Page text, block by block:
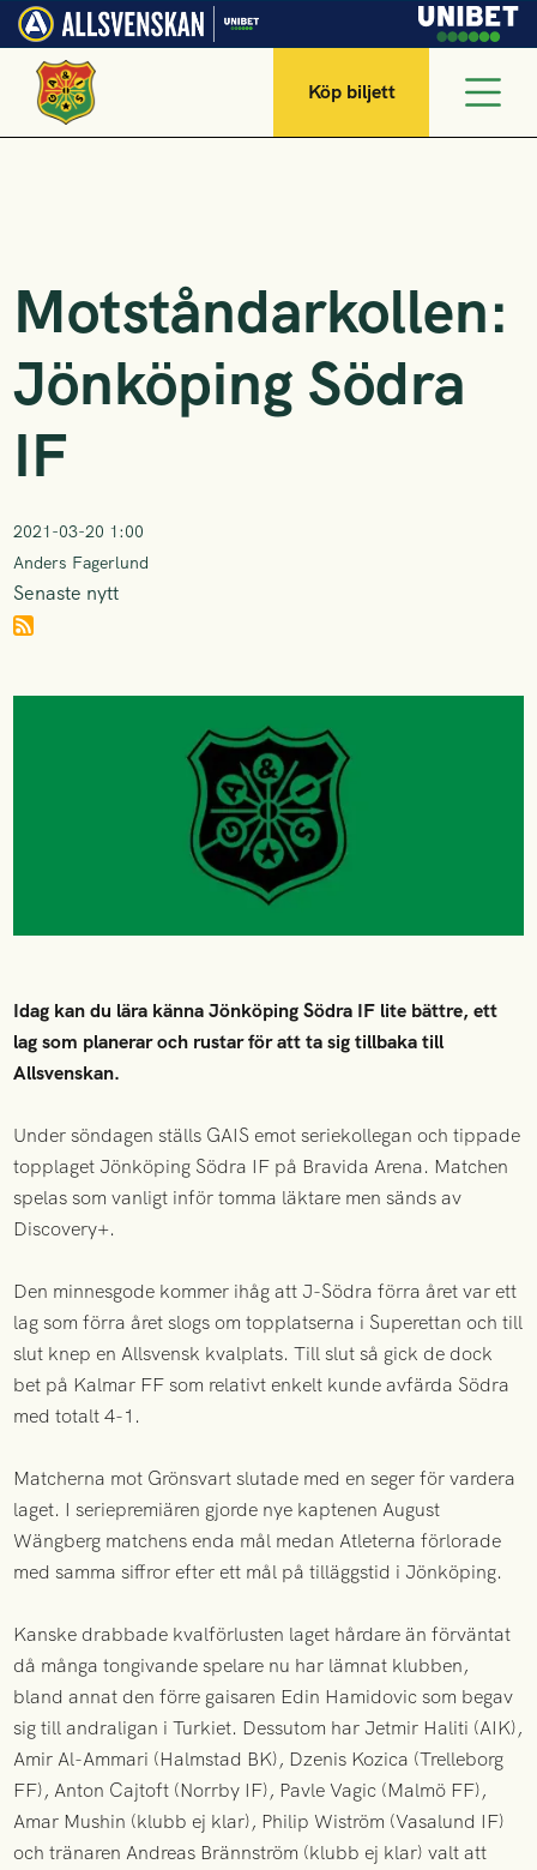
Köp biljett
Motståndarkollen:
Jönköping Södra
IF
2021-03-20 1:00
Anders Fagerlund
Senaste nytt
Idag kan du lära känna Jönköping Södra IF lite bättre, ett
lag som planerar och rustar för att ta sig tillbaka till
Allsvenskan.
Under söndagen ställs GAIS emot seriekollegan och tippade
topplaget Jönköping Södra IF på Bravida Arena. Matchen
spelas som vanligt inför tomma läktare men sänds av
Discovery+.
Den minnesgode kommer ihåg att J-Södra förra året var ett
lag som förra året slogs om topplatserna i Superettan och till
slut knep en Allsvensk kvalplats. Till slut så gick de dock
bet på Kalmar FF som relativt enkelt kunde avfärda Södra
med totalt 4-1.
Matcherna mot Grönsvart slutade med en seger för vardera
laget. I seriepremiären gjorde nye kaptenen August
Wängberg matchens enda mål medan Atleterna förlorade
med samma siffror efter ett mål på tilläggstid i Jönköping.
Kanske drabbade kvalförlusten laget hårdare än förväntat
då många tongivande spelare nu har lämnat klubben,
bland annat den förre gaisaren Edin Hamidovic som begav
sig till andraligan i Turkiet. Dessutom har Jetmir Haliti (AIK),
Amir Al-Ammari (Halmstad BK), Dzenis Kozica (Trelleborg
FF), Anton Cajtoft (Norrby IF), Pavle Vagic (Malmö FF),
Amar Mushin (klubb ej klar), Philip Wiström (Vasalund IF)
och tränaren Andreas Brännström (klubb ej klar) valt att